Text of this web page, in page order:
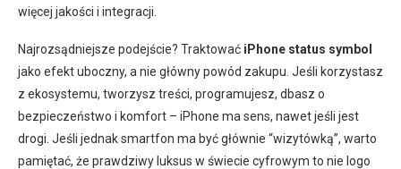
więcej jakości i integracji.
Najrozsądniejsze podejście? Traktować iPhone status symbol
jako efekt uboczny, a nie główny powód zakupu. Jeśli korzystasz
z ekosystemu, tworzysz treści, programujesz, dbasz o
bezpieczeństwo i komfort – iPhone ma sens, nawet jeśli jest
drogi. Jeśli jednak smartfon ma być głównie “wizytówką”, warto
pamiętać, że prawdziwy luksus w świecie cyfrowym to nie logo